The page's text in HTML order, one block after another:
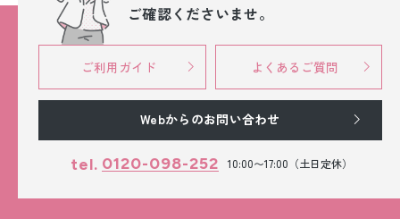
ご確認くださいませ。
ご利用ガイド よくあるご質問
Webからのお問い合わせ
tel. 0120-098-252 10:00〜17:00（土日定休）